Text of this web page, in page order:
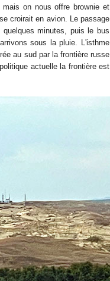
on nous offre brownie et
croirait en avion. Le passage
minutes, puis le bus
sous la pluie. L'isthme
au sud par la frontière russe
actuelle la frontière est